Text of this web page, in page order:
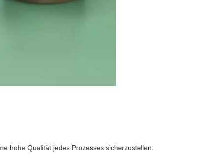
hohe Qualität jedes Prozesses sicherzustellen.